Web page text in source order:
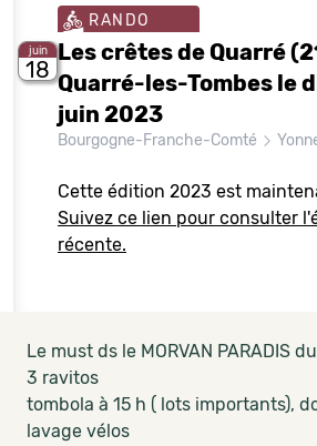
juin
18
RANDO
Les crêtes de Quarré
Quarré-les-Tombes le
juin 2023
Bourgogne-Franche-Comté
Cette édition 2023 est
Suivez ce lien pour consulter
récente.
Le must ds le MORVAN PARADIS
3 ravitos
tombola à 15 h ( lots importants),
lavage vélos